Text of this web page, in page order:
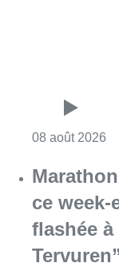
08 août 2026
ce week-
flashée à